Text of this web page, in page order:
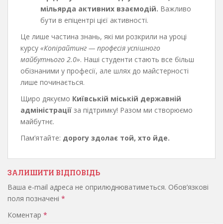
мільярда активних взаємодій. Важливо
бути в епіцентрі цієї активності.
Це лише частина знань, які ми розкрили на уроці
курсу «Копірайтинг — професія успішного
майбутнього 2.0». Наші студенти стають все більш
обізнаними у професії, але шлях до майстерності
лише починається.
Щиро дякуємо Київській міській державній
адміністрації за підтримку! Разом ми створюємо
майбутнє.
Пам’ятайте: дорогу здолає той, хто йде.
ЗАЛИШИТИ ВІДПОВІДЬ
Ваша e-mail адреса не оприлюднюватиметься. Обов’язкові
поля позначені *
Коментар *